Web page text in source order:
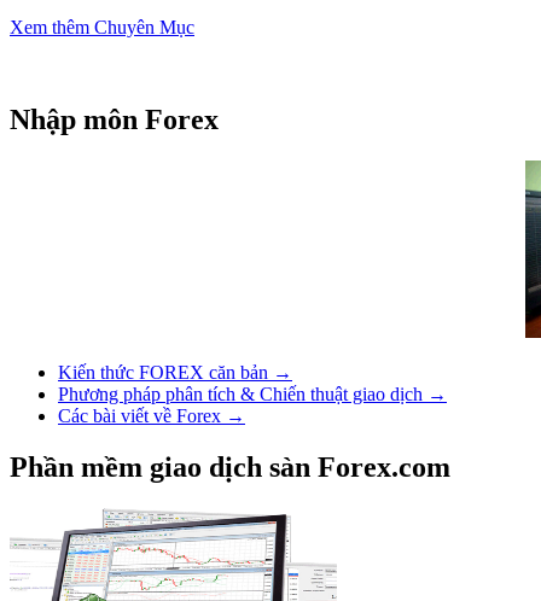
Xem thêm Chuyên Mục
Nhập môn Forex
Kiến thức FOREX căn bản →
Phương pháp phân tích & Chiến thuật giao dịch →
Các bài viết về Forex →
Phần mềm giao dịch sàn Forex.com